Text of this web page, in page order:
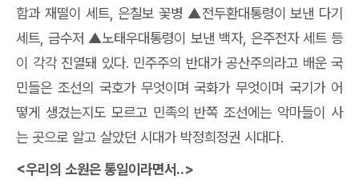
함과 재떨이 세트,은칠보 꽃병 ▲전두환대통령이 보낸 다기
세트 ,금수저 ▲노태우대통령이 보낸 백자, 은주전자 세트 등
이 각각 진열돼 있다. 민주주의 반대가 공산주의라고 배운 국
민들은 조선의 국호가 무엇이며 국화가 무엇이며 국기가 어
떻게 생겼는지도 모르고 민족의 반쪽 조선에는 악마들이 사
는 곳으로 알고 살았던 시대가 박정희정권 시대다.
<우리의 소원은 통일이라면서..>